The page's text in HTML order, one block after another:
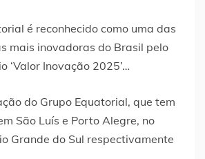
do Grupo Equatorial, que tem
São Luís e Porto Alegre, no
Grande do Sul respectivamente